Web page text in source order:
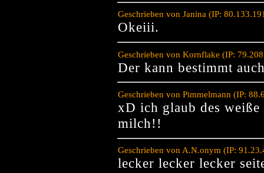
Geschrieben von Janina (IP:
Okeiii.
Geschrieben von Kornflake (IP:
Der kann bestimmt
Geschrieben von Pimmelmann (IP:
xD ich glaub des
milch!!
Geschrieben von A.N.onym (IP:
lecker lecker lecker